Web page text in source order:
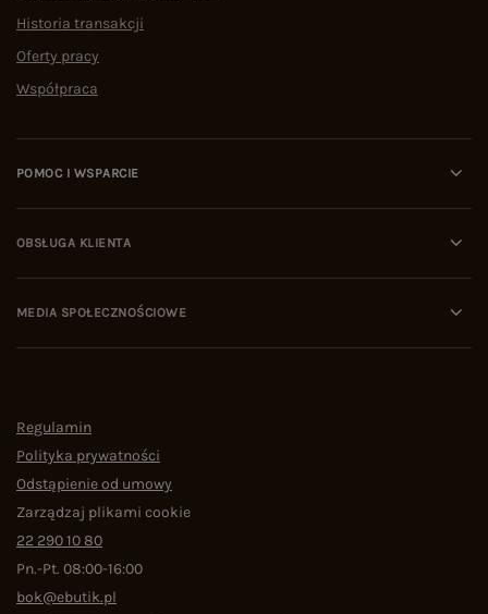
Historia transakcji
Oferty pracy
Współpraca
POMOC I WSPARCIE
OBSŁUGA KLIENTA
MEDIA SPOŁECZNOŚCIOWE
Regulamin
Polityka prywatności
Odstąpienie od umowy
Zarządzaj plikami cookie
22 290 10 80
Pn.-Pt. 08:00-16:00
bok@ebutik.pl